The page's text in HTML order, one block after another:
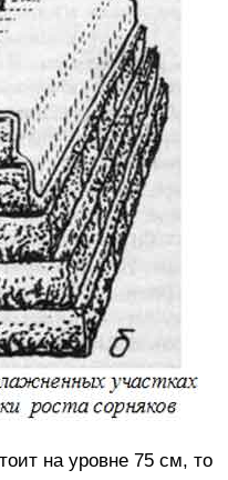
на уровне 75 см, то